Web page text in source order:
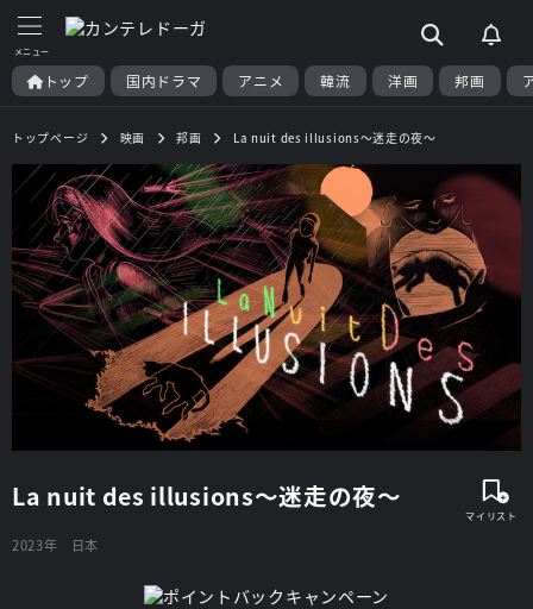
トップ 国内ドラマ アニメ 韓流 洋画 邦画
トップページ 映画 邦画 La nuit des illusions〜迷走の夜〜
La nuit des illusions〜迷走の夜〜
2023年 日本